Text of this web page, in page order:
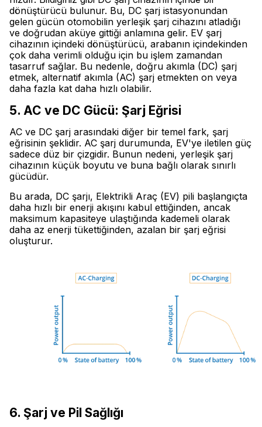
dönüştürücü bulunur. Bu, DC şarj istasyonundan
gelen gücün otomobilin yerleşik şarj cihazını atladığı
ve doğrudan aküye gittiği anlamına gelir. EV şarj
cihazının içindeki dönüştürücü, arabanın içindekinden
çok daha verimli olduğu için bu işlem zamandan
tasarruf sağlar. Bu nedenle, doğru akımla (DC) şarj
etmek, alternatif akımla (AC) şarj etmekten on veya
daha fazla kat daha hızlı olabilir.
5. AC ve DC Gücü: Şarj Eğrisi
AC ve DC şarj arasındaki diğer bir temel fark, şarj
eğrisinin şeklidir. AC şarj durumunda, EV'ye iletilen güç
sadece düz bir çizgidir. Bunun nedeni, yerleşik şarj
cihazının küçük boyutu ve buna bağlı olarak sınırlı
gücüdür.
Bu arada, DC şarjı, Elektrikli Araç (EV) pili başlangıçta
daha hızlı bir enerji akışını kabul ettiğinden, ancak
maksimum kapasiteye ulaştığında kademeli olarak
daha az enerji tükettiğinden, azalan bir şarj eğrisi
oluşturur.
6. Şarj ve Pil Sağlığı